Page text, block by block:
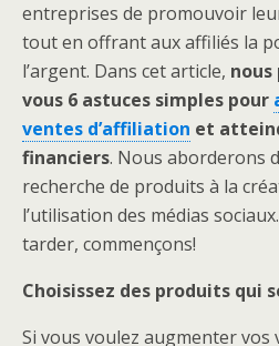
entreprises de promouvoir
tout en offrant aux affiliés la
l’argent. Dans cet article,
vous 6 astuces simples pour
ventes d’affiliation et
financiers. Nous aborderons
recherche de produits à la
l’utilisation des médias
tarder, commençons!
Choisissez des produits qui
Si vous voulez augmenter vos